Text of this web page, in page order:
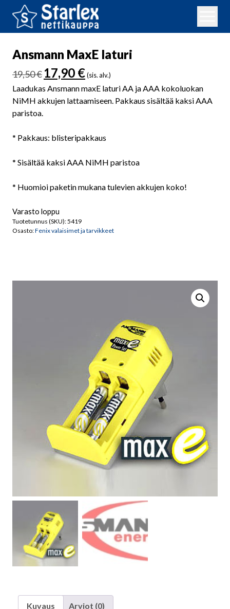
Ansmann MaxE laturi
19,50€ Alkuperäinen
hinta
oli:
19,50 €.
17,90 €Nykyinen
hinta
on:
17,90 €.
(sis. alv.)
Laadukas Ansmann maxE laturi AA ja AAA kokoluokan
NiMH akkujen lattaamiseen. Pakkaus sisältää kaksi AAA
paristoa.
* Pakkaus: blisteripakkaus
* Sisältää kaksi AAA NiMH paristoa
* Huomioi paketin mukana tulevien akkujen koko!
Varasto loppu
Tuotetunnus (SKU):5419
Osasto:Fenix valaisimet ja tarvikkeet
Kuvaus Arviot (0)